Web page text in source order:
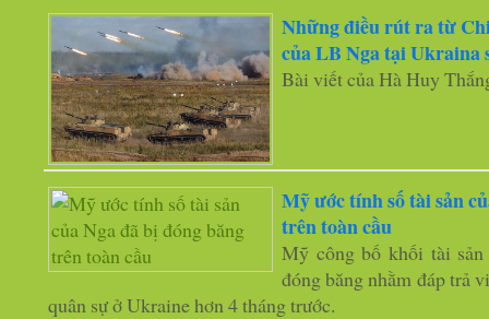
Những điều rút ra từ
của LB Nga tại Ukraina
Bài viết của Hà Huy
Mỹ ước tính số tài sản
trên toàn cầu
Mỹ công bố khối tài
đóng băng nhằm đáp trả
quân sự ở Ukraine hơn 4 tháng trước.